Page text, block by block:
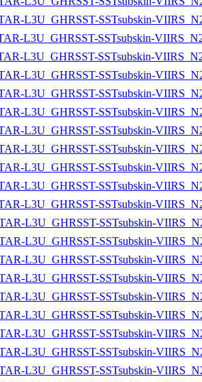
L3U_GHRSST-SSTsubskin-
L3U_GHRSST-SSTsubskin-
L3U_GHRSST-SSTsubskin-
L3U_GHRSST-SSTsubskin-
L3U_GHRSST-SSTsubskin-
L3U_GHRSST-SSTsubskin-
L3U_GHRSST-SSTsubskin-
L3U_GHRSST-SSTsubskin-
L3U_GHRSST-SSTsubskin-
L3U_GHRSST-SSTsubskin-
L3U_GHRSST-SSTsubskin-
L3U_GHRSST-SSTsubskin-
L3U_GHRSST-SSTsubskin-
L3U_GHRSST-SSTsubskin-
L3U_GHRSST-SSTsubskin-
L3U_GHRSST-SSTsubskin-
L3U_GHRSST-SSTsubskin-
L3U_GHRSST-SSTsubskin-
L3U_GHRSST-SSTsubskin-
L3U_GHRSST-SSTsubskin-